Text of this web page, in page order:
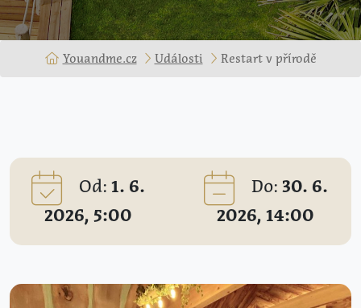
Youandme.cz Události Restart v přírodě
Od:1. 6.
2026, 5:00
Do: 30. 6.
2026, 14:00